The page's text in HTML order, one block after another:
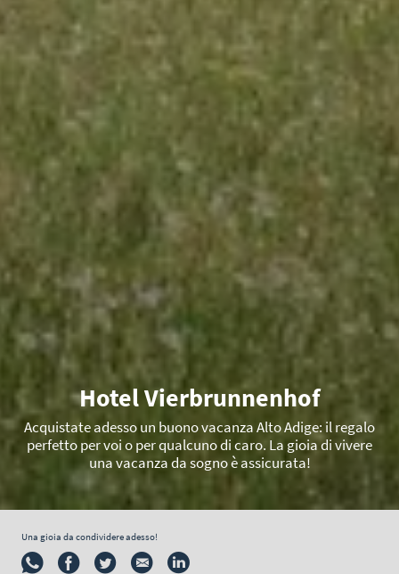
Hotel Vierbrunnenhof
Acquistate adesso un buono vacanza Alto Adige: il regalo
perfetto per voi o per qualcuno di caro. La gioia di vivere
una vacanza da sogno è assicurata!
Una gioia da condividere adesso!